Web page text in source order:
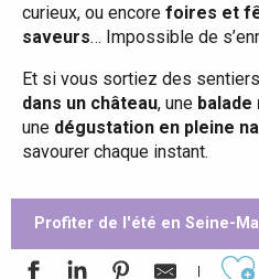
curieux, ou encore foires et
saveurs… Impossible de
Et si vous sortiez des
dans un château, une balade
une dégustation en pleine
savourer chaque instant.
Profiter de l'été en Seine-